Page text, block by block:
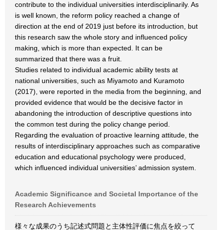
contribute to the individual universities interdisciplinarily. As
is well known, the reform policy reached a change of
direction at the end of 2019 just before its introduction, but
this research saw the whole story and influenced policy
making, which is more than expected. It can be
summarized that there was a fruit.
Studies related to individual academic ability tests at
national universities, such as Miyamoto and Kuramoto
(2017), were reported in the media from the beginning, and
provided evidence that would be the decisive factor in
abandoning the introduction of descriptive questions into
the common test during the policy change period.
Regarding the evaluation of proactive learning attitude, the
results of interdisciplinary approaches such as comparative
education and educational psychology were produced,
which influenced individual universities’ admission system.
Academic Significance and Societal Importance of the
Research Achievements
様々な成果のうち記述式問題と主体性評価に焦点を絞って